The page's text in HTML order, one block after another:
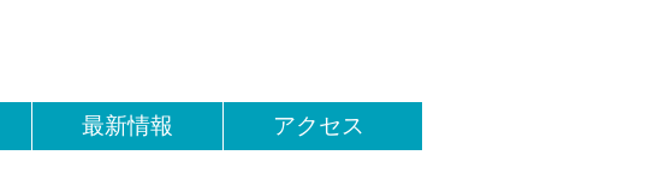
いすの森ゴルフクラブ＆ホテル馬頭です。
最新情報 アクセス